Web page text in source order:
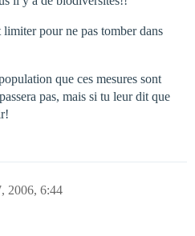
limiter pour ne pas tomber dans
que ces mesures sont
pas, mais si tu leur dit que
2006, 6:44